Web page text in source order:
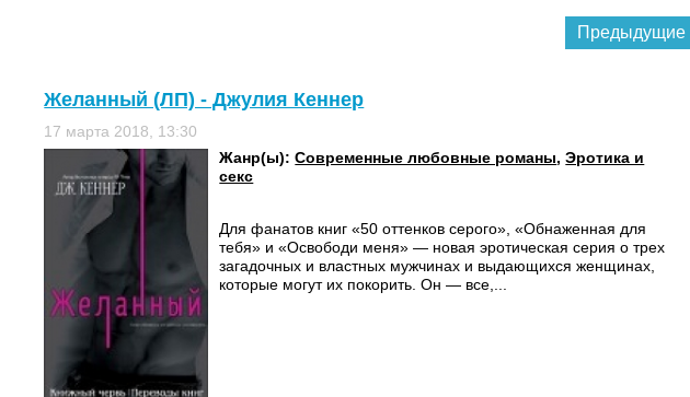
Предыдущие
Желанный (ЛП) - Джулия Кеннер
17 марта 2018, 13:30
Жанр(ы):Современные любовные романы,Эротика и
секс
Для фанатов книг «50 оттенков серого», «Обнаженная для
тебя» и «Освободи меня» — новая эротическая серия о трех
загадочных и властных мужчинах и выдающихся женщинах,
которые могут их покорить. Он — все,...